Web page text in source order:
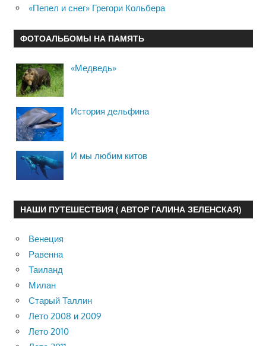
«Пепел и снег» Грегори Кольбера
ФОТОАЛЬБОМЫ НА ПАМЯТЬ
«Медведь»
История дельфина
И мы любим китов
НАШИ ПУТЕШЕСТВИЯ ( АВТОР ГАЛИНА ЗЕЛЕНСКАЯ)
Венеция
Равенна
Таиланд
Милан
Старый Таллин
Лето 2008 и 2009
Лето 2010